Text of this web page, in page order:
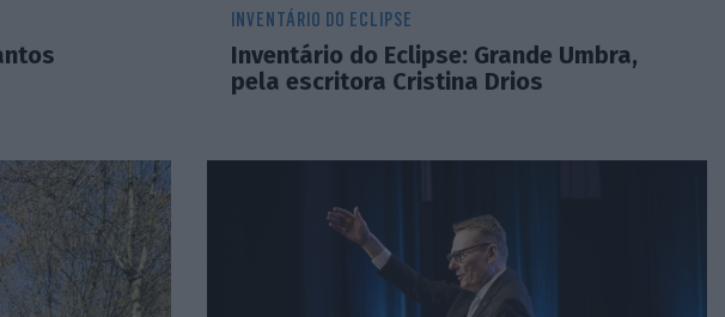
INVENTÁRIO DO ECLIPSE
Inventário do Eclipse: Grande Umbra,
pela escritora Cristina Drios